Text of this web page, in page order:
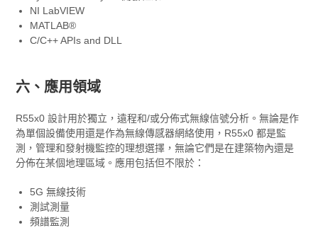
NI LabVIEW
MATLAB®
C/C++ APIs and DLL
六、應用領域
R55x0 設計用於獨立，遠程和/或分佈式無線信號分析。無論是作
為單個設備使用還是作為無線傳感器網絡使用，R55x0 都是監
測，管理和發射機監控的理想選擇，無論它們是在建築物內還是
分佈在某個地理區域。應用包括但不限於：
5G 無線技術
測試測量
頻譜監測